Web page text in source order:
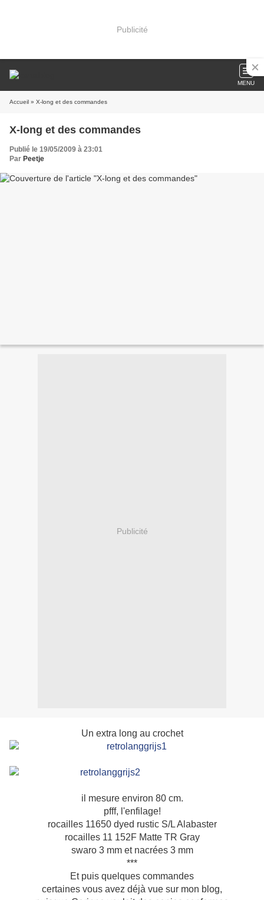
Publicité
MENU
Accueil » X-long et des commandes
X-long et des commandes
Publié le 19/05/2009 à 23:01
Par Peetje
Publicité
Un extra long au crochet
il mesure environ 80 cm.
pfff, l'enfilage!
rocailles 11650 dyed rustic S/L Alabaster
rocailles 11 152F Matte TR Gray
swaro 3 mm et nacrées 3 mm
***
Et puis quelques commandes
certaines vous avez déjà vue sur mon blog,